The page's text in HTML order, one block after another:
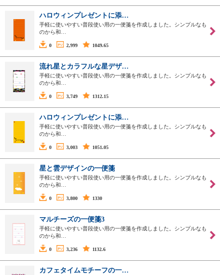
ハロウィンプレゼントに添…
手軽に使いやすい普段使い用の一便箋を作成しました。シンプルなも
のから和…
0 2,999 1049.65
流れ星とカラフルな星デザ…
手軽に使いやすい普段使い用の一便箋を作成しました。シンプルなも
のから和…
0 3,749 1312.15
ハロウィンプレゼントに添…
手軽に使いやすい普段使い用の一便箋を作成しました。シンプルなも
のから和…
0 3,003 1051.05
星と雲デザインの一便箋
手軽に使いやすい普段使い用の一便箋を作成しました。シンプルなも
のから和…
0 3,800 1330
マルチーズの一便箋3
手軽に使いやすい普段使い用の一便箋を作成しました。シンプルなも
のから和…
0 3,236 1132.6
カフェタイムモチーフの一…